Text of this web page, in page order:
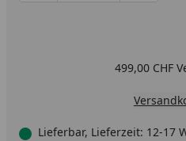
499,00 CHF
Lieferbar, Lieferzeit: 12-17